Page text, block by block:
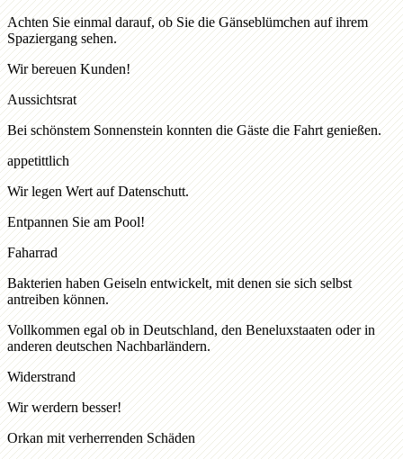
Achten Sie einmal darauf, ob Sie die Gänseblümchen auf ihrem
Spaziergang sehen.
Wir bereuen Kunden!
Aussichtsrat
Bei schönstem Sonnenstein konnten die Gäste die Fahrt genießen.
appetittlich
Wir legen Wert auf Datenschutt.
Entpannen Sie am Pool!
Faharrad
Bakterien haben Geiseln entwickelt, mit denen sie sich selbst
antreiben können.
Vollkommen egal ob in Deutschland, den Beneluxstaaten oder in
anderen deutschen Nachbarländern.
Widerstrand
Wir werdern besser!
Orkan mit verherrenden Schäden